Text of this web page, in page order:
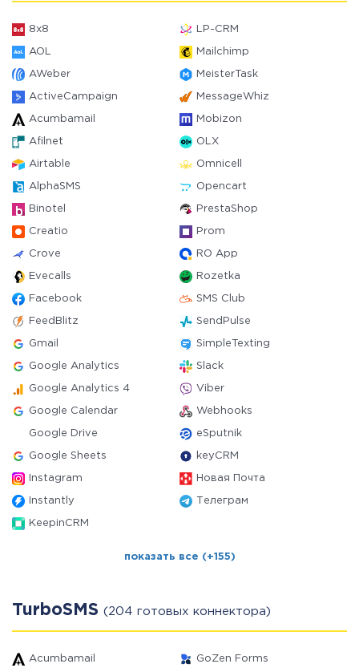
8x8 LP-CRM
AOL Mailchimp
AWeber MeisterTask
ActiveCampaign MessageWhiz
Acumbamail Mobizon
Afilnet OLX
Airtable Omnicell
AlphaSMS Opencart
Binotel PrestaShop
Creatio Prom
Crove RO App
Evecalls Rozetka
Facebook SMS Club
FeedBlitz SendPulse
Gmail SimpleTexting
Google Analytics Slack
Google Analytics 4 Viber
Google Calendar Webhooks
Google Drive eSputnik
Google Sheets keyCRM
Instagram Новая Почта
Instantly Телеграм
KeepinCRM
показать все (+155)
TurboSMS (204 готовых коннектора)
Acumbamail GoZen Forms